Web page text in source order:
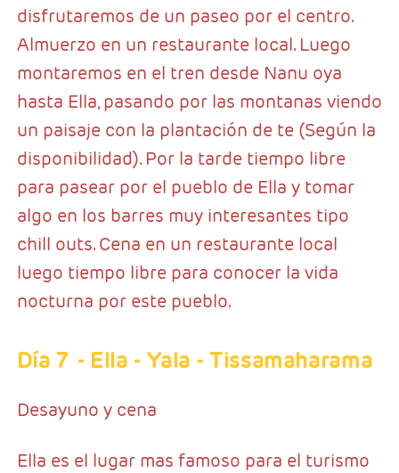
disfrutaremos de un paseo por el centro.
Almuerzo en un restaurante local. Luego
montaremos en el tren desde Nanu oya
hasta Ella, pasando por las montanas viendo
un paisaje con la plantación de te (Según la
disponibilidad). Por la tarde tiempo libre
para pasear por el pueblo de Ella y tomar
algo en los barres muy interesantes tipo
chill outs. Cena en un restaurante local
luego tiempo libre para conocer la vida
nocturna por este pueblo.
Día 7 - Ella - Yala - Tissamaharama
Desayuno y cena
Ella es el lugar mas famoso para el turismo